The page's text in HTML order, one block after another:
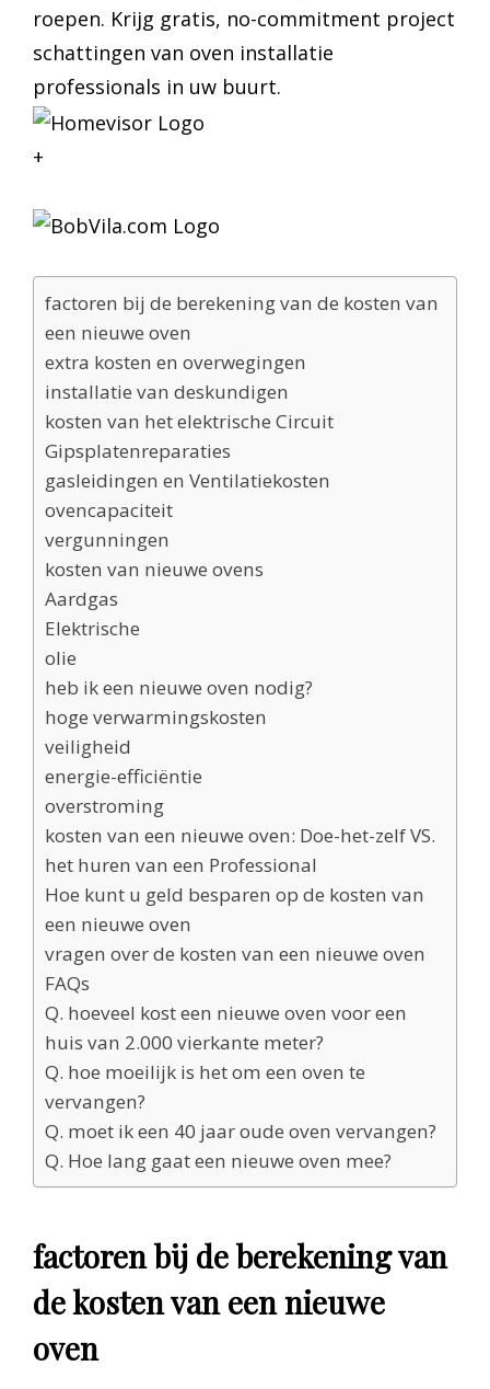
roepen. Krijg gratis, no-commitment project
schattingen van oven installatie
professionals in uw buurt.
+
factoren bij de berekening van de kosten van
een nieuwe oven
extra kosten en overwegingen
installatie van deskundigen
kosten van het elektrische Circuit
Gipsplatenreparaties
gasleidingen en Ventilatiekosten
ovencapaciteit
vergunningen
kosten van nieuwe ovens
Aardgas
Elektrische
olie
heb ik een nieuwe oven nodig?
hoge verwarmingskosten
veiligheid
energie-efficiëntie
overstroming
kosten van een nieuwe oven: Doe-het-zelf VS.
het huren van een Professional
Hoe kunt u geld besparen op de kosten van
een nieuwe oven
vragen over de kosten van een nieuwe oven
FAQs
Q. hoeveel kost een nieuwe oven voor een
huis van 2.000 vierkante meter?
Q. hoe moeilijk is het om een oven te
vervangen?
Q. moet ik een 40 jaar oude oven vervangen?
Q. Hoe lang gaat een nieuwe oven mee?
factoren bij de berekening van
de kosten van een nieuwe
oven